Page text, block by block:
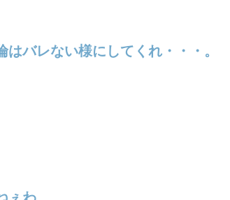
バレない様にしてくれ・・・。